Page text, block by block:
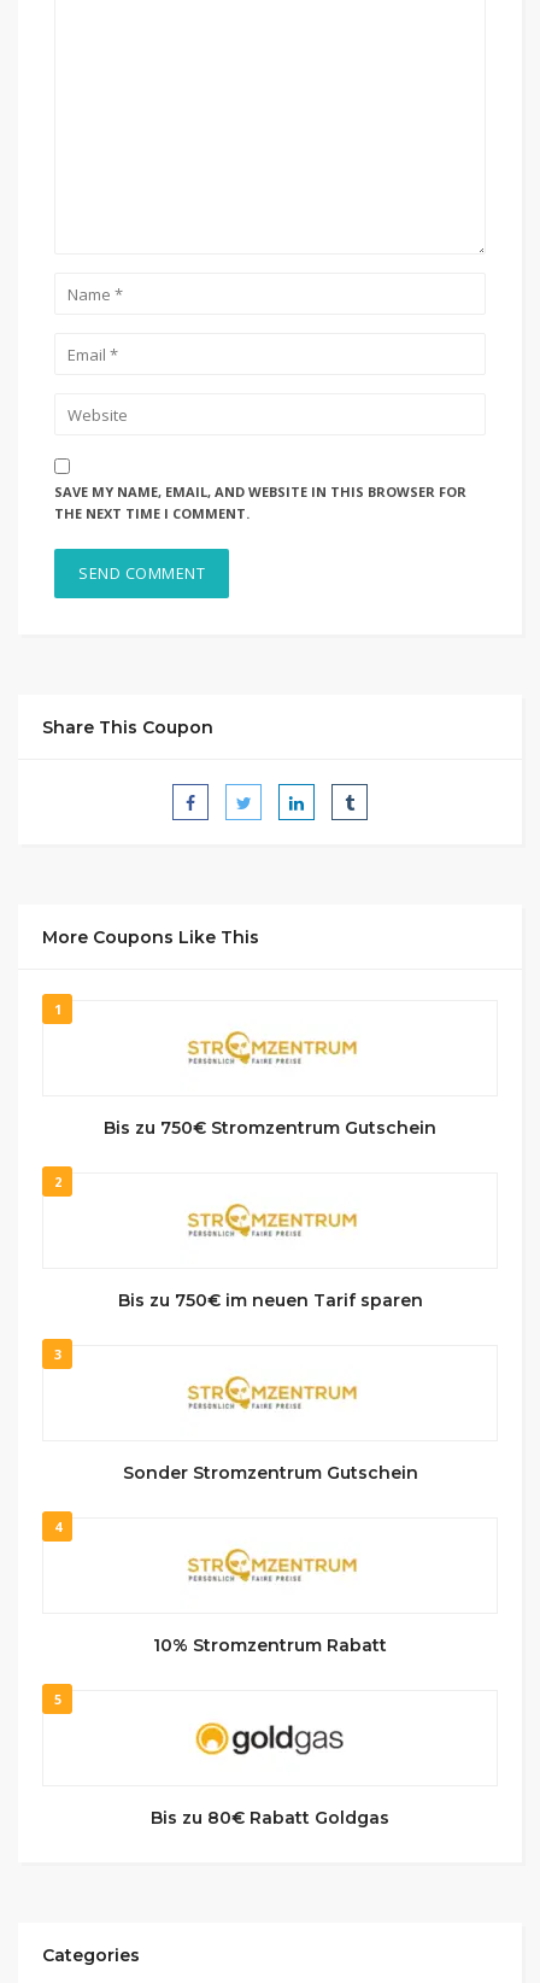
SAVE MY NAME, EMAIL, AND WEBSITE IN THIS BROWSER FOR
THE NEXT TIME I COMMENT.
Share This Coupon
More Coupons Like This
1
Bis zu 750€ Stromzentrum Gutschein
2
Bis zu 750€ im neuen Tarif sparen
3
Sonder Stromzentrum Gutschein
4
10% Stromzentrum Rabatt
5
Bis zu 80€ Rabatt Goldgas
Categories